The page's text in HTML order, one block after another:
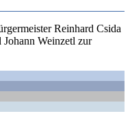
Reinhard Csida
Johann Weinzetl zur